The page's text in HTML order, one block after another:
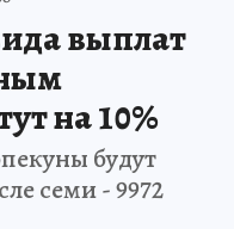
выплат
на 10%
будут
семи - 9972